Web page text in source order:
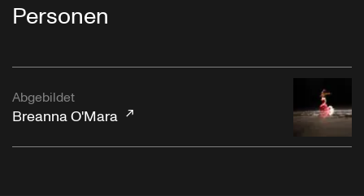
Personen
Abgebildet
Breanna O'Mara